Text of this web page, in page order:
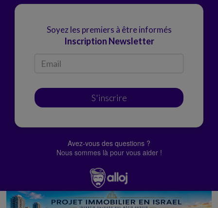
Soyez les premiers à être informés
Inscription Newsletter
S'inscrire
Avez-vous des questions ?
Nous sommes là pour vous aider !
© Alloj.2022 Tous droits réservés